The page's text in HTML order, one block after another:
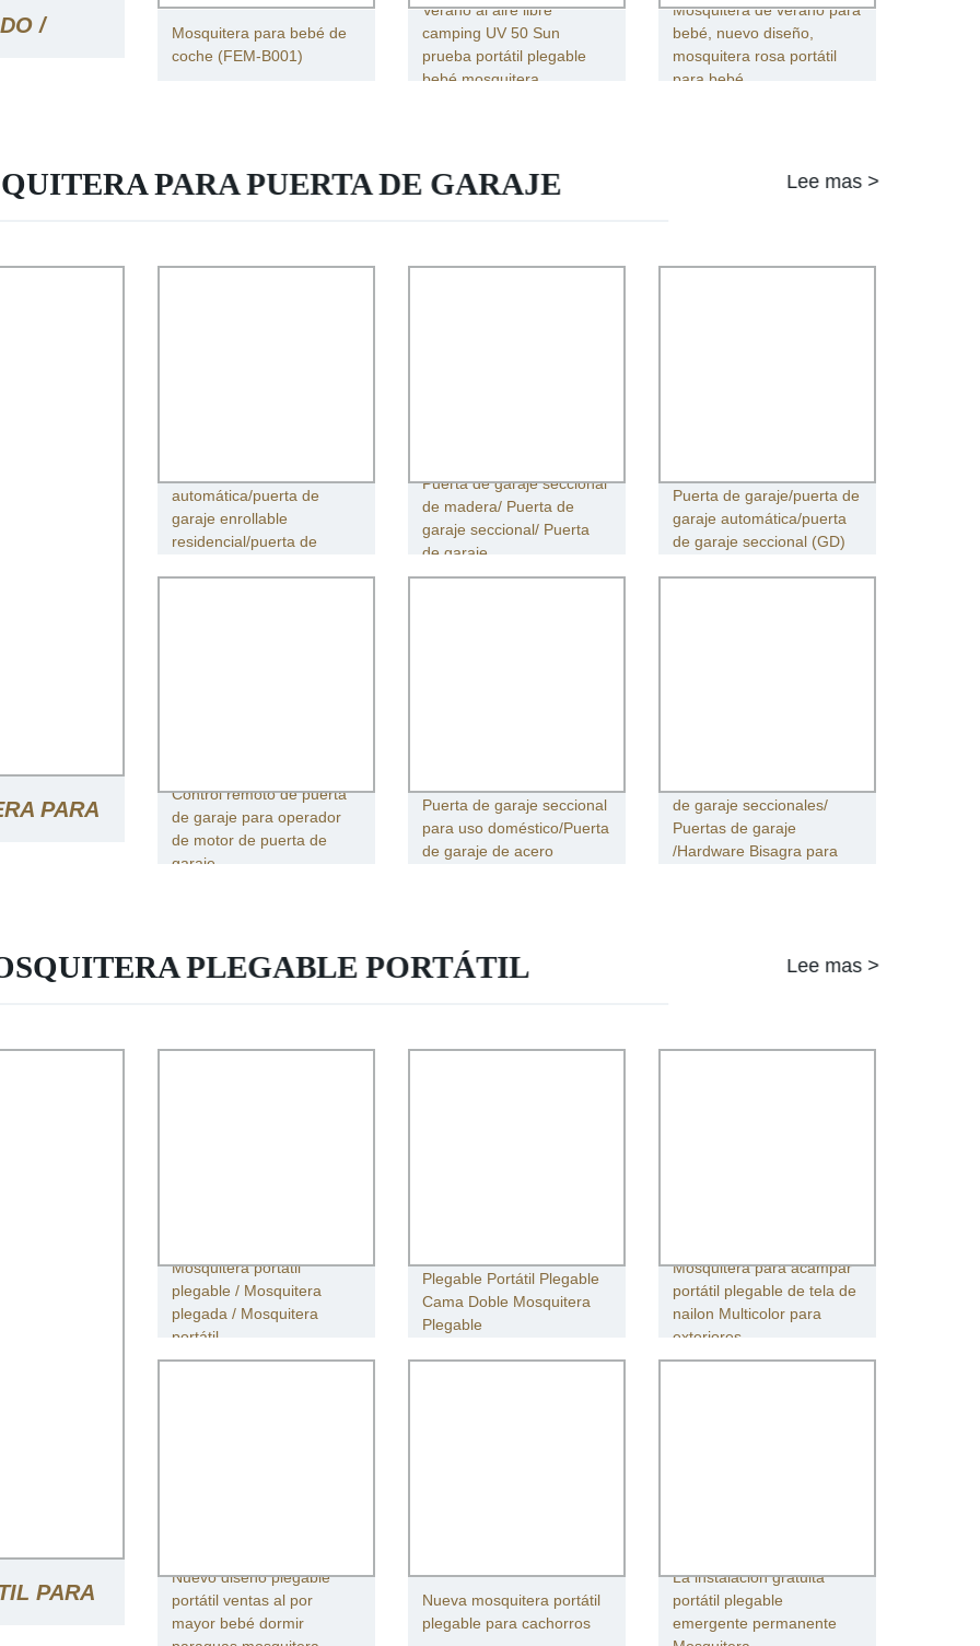
/
Mosquitera para bebé de
coche (FEM-B001)
Verano al aire libre
camping UV 50 Sun
prueba portátil plegable
bebé mosquitera
Mosquitera de verano para
bebé, nuevo diseño,
mosquitera rosa portátil
para bebé
PARA PUERTA DE GARAJE Lee mas >
PARA
automática/puerta de
garaje enrollable
residencial/puerta de
Puerta de garaje seccional
de madera/ Puerta de
garaje seccional/ Puerta
de garaje
Puerta de garaje/puerta de
garaje automática/puerta
de garaje seccional (GD)
Control remoto de puerta
de garaje para operador
de motor de puerta de
garaje
Puerta de garaje seccional
para uso doméstico/Puerta
de garaje de acero
de garaje seccionales/
Puertas de garaje
/Hardware Bisagra para
PLEGABLE PORTÁTIL Lee mas >
PARA
Mosquitera portátil
plegable / Mosquitera
plegada / Mosquitera
portátil
Plegable Portátil Plegable
Cama Doble Mosquitera
Plegable
Mosquitera para acampar
portátil plegable de tela de
nailon Multicolor para
exteriores
Nuevo diseño plegable
portátil ventas al por
mayor bebé dormir
Nueva mosquitera portátil
plegable para cachorros
La instalación gratuita
portátil plegable
emergente permanente